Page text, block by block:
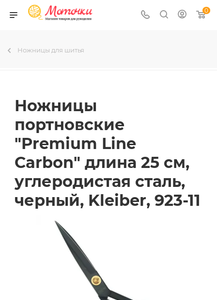
0
Ножницы для шитья
Ножницы
портновские
"Premium Line
Carbon" длина 25 см,
углеродистая сталь,
черный, Kleiber, 923-11